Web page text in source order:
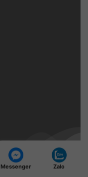
Messenger Zalo